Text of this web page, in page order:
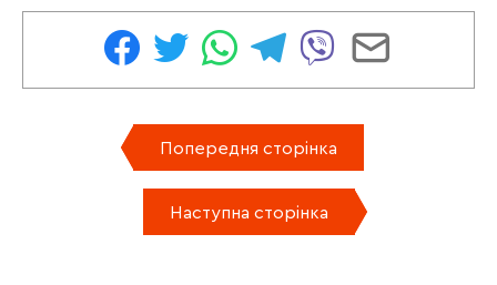
Попередня сторінка
Наступна сторінка